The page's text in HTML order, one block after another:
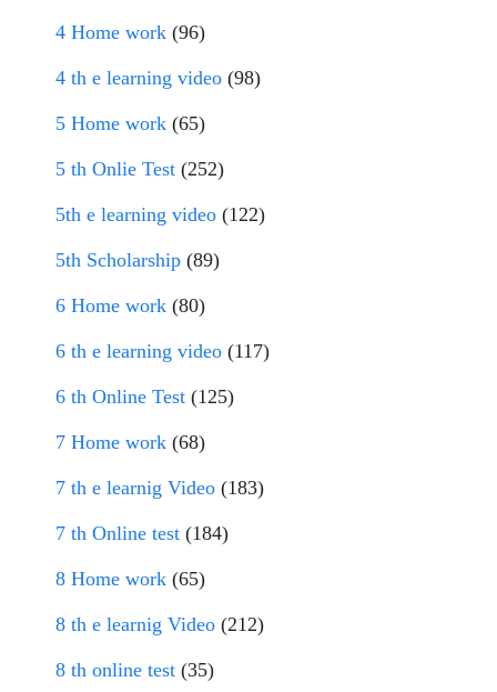
4 Home work (96)
4 th e learning video (98)
5 Home work (65)
5 th Onlie Test (252)
5th e learning video (122)
5th Scholarship (89)
6 Home work (80)
6 th e learning video (117)
6 th Online Test (125)
7 Home work (68)
7 th e learnig Video (183)
7 th Online test (184)
8 Home work (65)
8 th e learnig Video (212)
8 th online test (35)